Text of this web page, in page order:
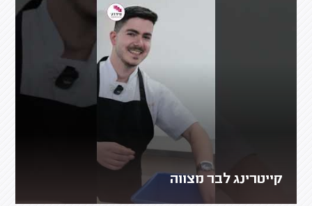
קייטרינג לבר מצווה